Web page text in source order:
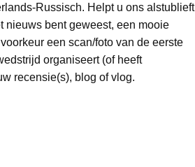
Russisch. Helpt u ons alstublieft
nieuws bent geweest, een mooie
een scan/foto van de eerste
organiseert (of heeft
recensie(s), blog of vlog.